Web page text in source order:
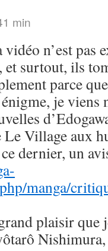
min
n’est pas
et surtout, ils
parce
je viens
Le Village aux
dernier, un
manga/
plaisir que